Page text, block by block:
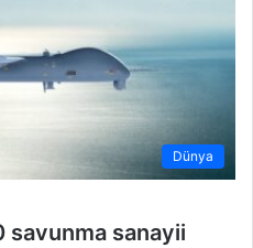
Dünya
savunma sanayii